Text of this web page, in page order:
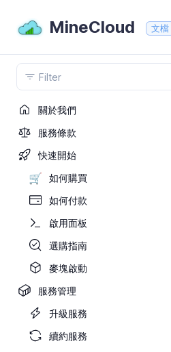
MineCloud 文檔
關於我們
服務條款
快速開始
🛒
如何購買
如何付款
啟用面板
選購指南
麥塊啟動
服務管理
升級服務
續約服務